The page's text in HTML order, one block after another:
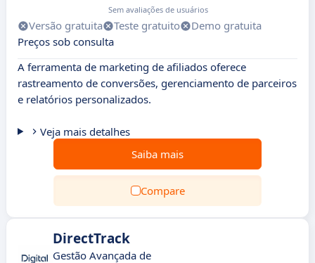
Sem avaliações de usuários
Versão gratuita Teste gratuito
Demo gratuita
Preços sob consulta
A ferramenta de marketing de afiliados oferece
rastreamento de conversões, gerenciamento de parceiros
e relatórios personalizados.
Veja mais detalhes
Saiba mais
Compare
DirectTrack
Gestão Avançada de